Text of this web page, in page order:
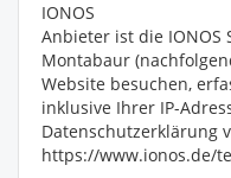
IONOS
Anbieter ist die IONOS
Montabaur
Website besuchen,
inklusive Ihrer IP-
Datenschutzerklärung
https://www.ionos.de/